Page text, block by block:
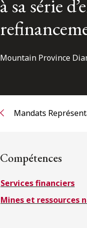
Réseau des
S’abonner
à sa série
Mountain Province
Mandats
Compétences
Services financiers
Mines et ressources